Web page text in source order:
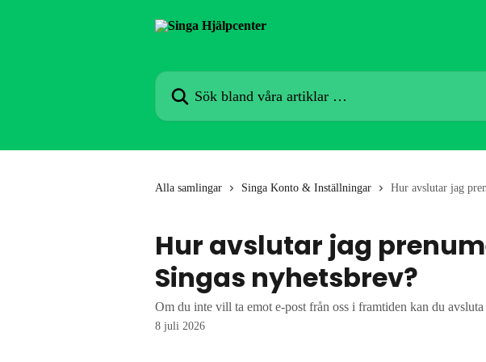
Sök bland våra artiklar …
Alla samlingar Singa Konto & Inställningar Hur avslutar jag
Hur avslutar jag
Singas nyhetsbrev?
Om du inte vill ta emot e-post från oss i framtiden kan du avsluta
8 juli 2026